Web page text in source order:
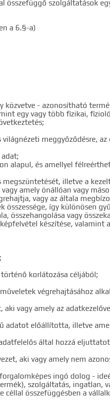
szolgáltatások
a 6.§-a)
- azonosítható
egy vagy több fizikai,
meggyőződésre,
alapul, és amellyel
illetve a
amely önállóan vagy
vagy az általa
így különösen
összehangolása vagy
készítése, valamint
korlátozása céljából;
végrehajtásához
vagy amely az
adatot előállította, illetve
által hozzá
aki vagy amely nem
ingó dolog -
szolgáltatás, ingatlan,
összefüggésben a